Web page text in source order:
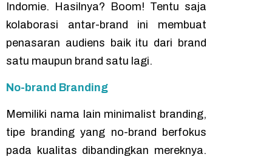
Indomie. Hasilnya?
Boom! Tentu saja
kolaborasi antar-brand ini membuat
penasaran audiens baik itu dari brand
satu maupun brand satu lagi.
No-brand Branding
Memiliki nama lain minimalist branding,
tipe branding yang no-brand berfokus
pada kualitas dibandingkan mereknya.